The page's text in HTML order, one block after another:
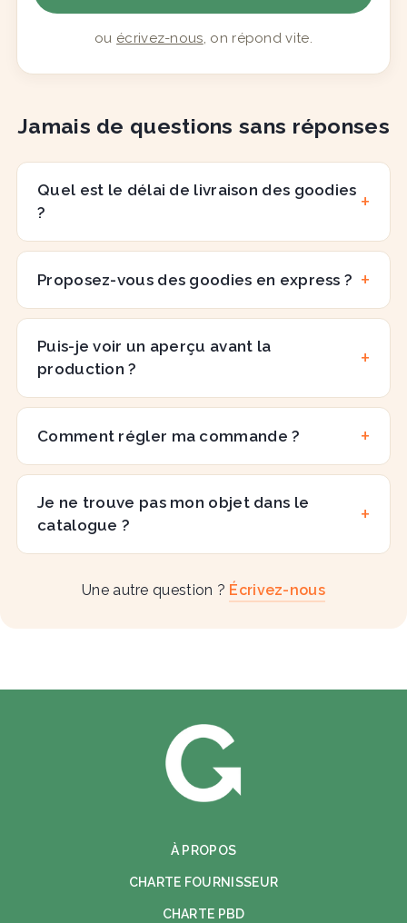
ou écrivez-nous, on répond vite.
Jamais de questions sans réponses
Quel est le délai de livraison des goodies
?
Proposez-vous des goodies en express ?
Puis-je voir un aperçu avant la
production ?
Comment régler ma commande ?
Je ne trouve pas mon objet dans le
catalogue ?
Une autre question ? Écrivez-nous
À PROPOS
CHARTE FOURNISSEUR
CHARTE PBD